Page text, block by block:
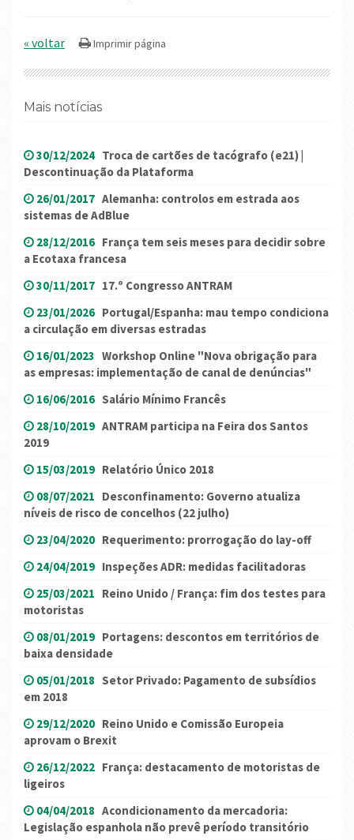
« voltar
Mais notícias
30/12/2024 Troca de cartões de tacógrafo (e21) |
Descontinuação da Plataforma
26/01/2017 Alemanha: controlos em estrada aos
sistemas de AdBlue
28/12/2016 França tem seis meses para decidir sobre
a Ecotaxa francesa
30/11/2017 17.º Congresso ANTRAM
23/01/2026 Portugal/Espanha: mau tempo condiciona
a circulação em diversas estradas
16/01/2023 Workshop Online "Nova obrigação para
as empresas: implementação de canal de denúncias"
16/06/2016 Salário Mínimo Francês
28/10/2019 ANTRAM participa na Feira dos Santos
2019
15/03/2019 Relatório Único 2018
08/07/2021 Desconfinamento: Governo atualiza
níveis de risco de concelhos (22 julho)
23/04/2020 Requerimento: prorrogação do lay-off
24/04/2019 Inspeções ADR: medidas facilitadoras
25/03/2021 Reino Unido / França: fim dos testes para
motoristas
08/01/2019 Portagens: descontos em territórios de
baixa densidade
05/01/2018 Setor Privado: Pagamento de subsídios
em 2018
29/12/2020 Reino Unido e Comissão Europeia
aprovam o Brexit
26/12/2022 França: destacamento de motoristas de
ligeiros
04/04/2018 Acondicionamento da mercadoria:
Legislação espanhola não prevê período transitório